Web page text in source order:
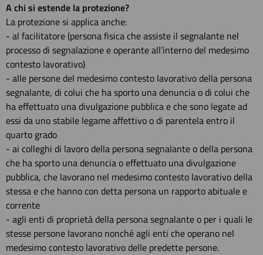
A chi si estende la protezione?
La protezione si applica anche:
- al facilitatore (persona fisica che assiste il segnalante nel
processo di segnalazione e operante all’interno del medesimo
contesto lavorativo)
- alle persone del medesimo contesto lavorativo della persona
segnalante, di colui che ha sporto una denuncia o di colui che
ha effettuato una divulgazione pubblica e che sono legate ad
essi da uno stabile legame affettivo o di parentela entro il
quarto grado
- ai colleghi di lavoro della persona segnalante o della persona
che ha sporto una denuncia o effettuato una divulgazione
pubblica, che lavorano nel medesimo contesto lavorativo della
stessa e che hanno con detta persona un rapporto abituale e
corrente
- agli enti di proprietà della persona segnalante o per i quali le
stesse persone lavorano nonché agli enti che operano nel
medesimo contesto lavorativo delle predette persone.